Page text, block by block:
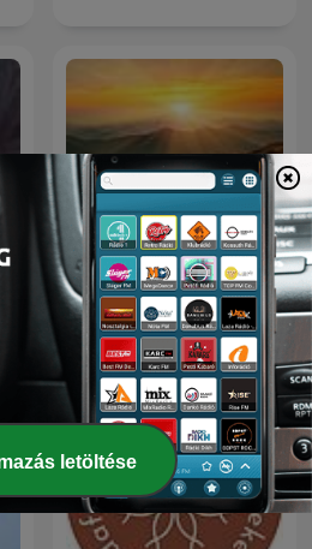
Kerak • Istentiszteletek •
Zugliget
letöltése